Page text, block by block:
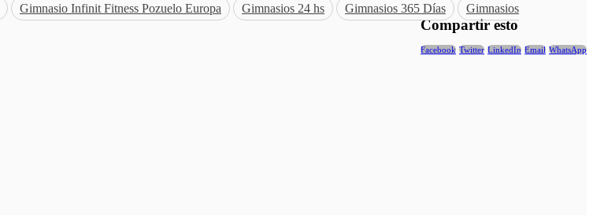
Gimnasio Infinit Fitness Pozuelo Europa Gimnasios 24 hs Gimnasios 365 Días Gimnasios
Compartir esto
Facebook Twitter LinkedIn Email WhatsApp